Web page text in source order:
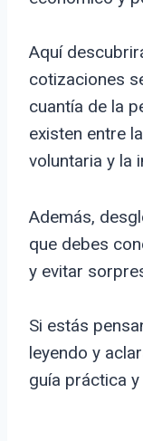
Aquí
cotizaciones
cuantía de la
existen entre
voluntaria y la
Además,
que debes
y evitar
Si estás
leyendo y
guía práctica